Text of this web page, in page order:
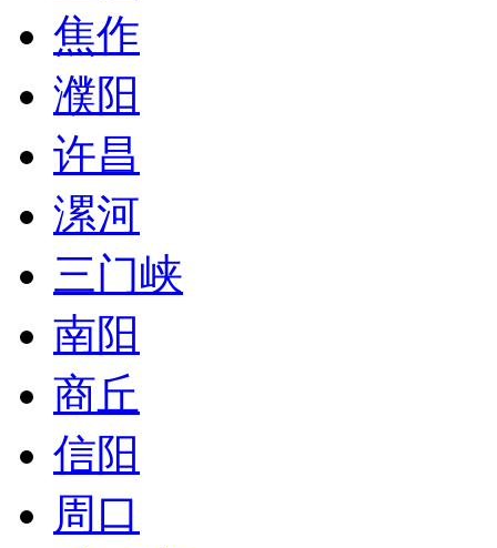
焦作
濮阳
许昌
漯河
三门峡
南阳
商丘
信阳
周口